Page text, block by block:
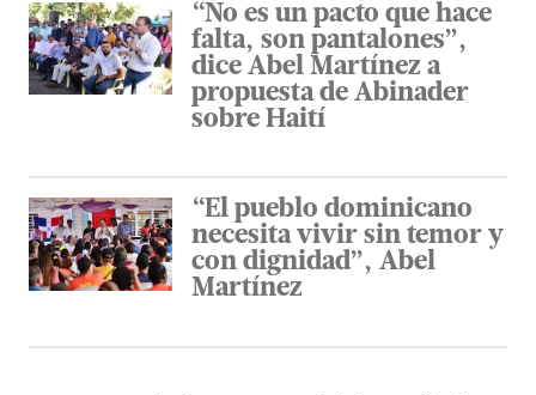
“No es un pacto que hace
falta, son pantalones”,
dice Abel Martínez a
propuesta de Abinader
sobre Haití
“El pueblo dominicano
necesita vivir sin temor y
con dignidad”, Abel
Martínez